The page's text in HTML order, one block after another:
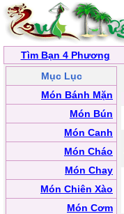
Tìm Bạn 4 Phương
Mục Lục
Món Bánh Mặn
Món Bún
Món Canh
Món Cháo
Món Chay
Món Chiên Xào
Món Cơm